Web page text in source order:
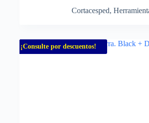
Cortacesped,
¡Consulte por descuentos!